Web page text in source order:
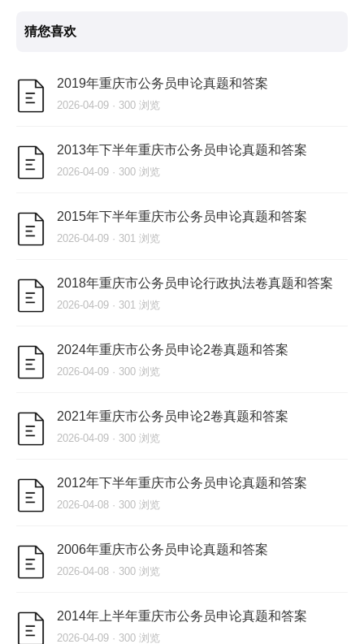
猜您喜欢
2019年重庆市公务员申论真题和答案
2026-04-09 · 300 浏览
2013年下半年重庆市公务员申论真题和答案
2026-04-09 · 300 浏览
2015年下半年重庆市公务员申论真题和答案
2026-04-09 · 301 浏览
2018年重庆市公务员申论行政执法卷真题和答案
2026-04-09 · 301 浏览
2024年重庆市公务员申论2卷真题和答案
2026-04-09 · 300 浏览
2021年重庆市公务员申论2卷真题和答案
2026-04-09 · 300 浏览
2012年下半年重庆市公务员申论真题和答案
2026-04-08 · 300 浏览
2006年重庆市公务员申论真题和答案
2026-04-08 · 300 浏览
2014年上半年重庆市公务员申论真题和答案
2026-04-09 · 300 浏览